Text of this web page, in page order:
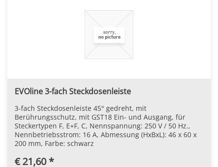
EVOline 3-fach Steckdosenleiste
3-fach Steckdosenleiste 45° gedreht, mit
Berührungsschutz, mit GST18 Ein- und Ausgang, für
Steckertypen F, E+F, C, Nennspannung: 250 V / 50 Hz.,
Nennbetriebsstrom: 16 A, Abmessung (HxBxL): 46 x 60 x
200 mm, Farbe: schwarz
€ 21,60 *